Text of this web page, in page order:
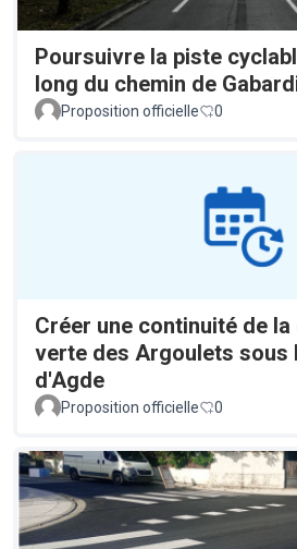
Poursuivre la piste
long du chemin de
Proposition officielle 0
Créer une continuité de la
verte des Argoulets sous
d'Agde
Proposition officielle 0